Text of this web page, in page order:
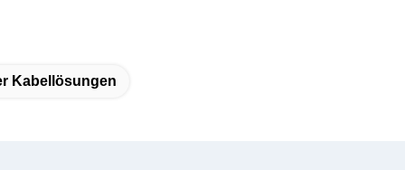
Kabellösungen